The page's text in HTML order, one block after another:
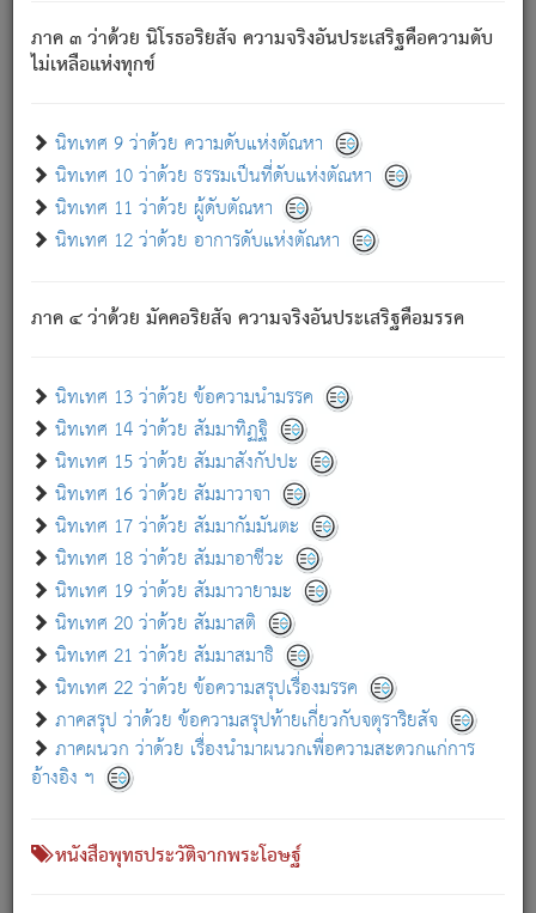
ภาค ๓ ว่าด้วย นิโรธอริยสัจ ความจริงอันประเสริฐคือความดับ
ไม่เหลือแห่งทุกข์
นิทเทศ 9 ว่าด้วย ความดับแห่งตัณหา
นิทเทศ 10 ว่าด้วย ธรรมเป็นที่ดับแห่งตัณหา
นิทเทศ 11 ว่าด้วย ผู้ดับตัณหา
นิทเทศ 12 ว่าด้วย อาการดับแห่งตัณหา
ภาค ๔ ว่าด้วย มัคคอริยสัจ ความจริงอันประเสริฐคือมรรค
นิทเทศ 13 ว่าด้วย ข้อความนำมรรค
นิทเทศ 14 ว่าด้วย สัมมาทิฏฐิ
นิทเทศ 15 ว่าด้วย สัมมาสังกัปปะ
นิทเทศ 16 ว่าด้วย สัมมาวาจา
นิทเทศ 17 ว่าด้วย สัมมากัมมันตะ
นิทเทศ 18 ว่าด้วย สัมมาอาชีวะ
นิทเทศ 19 ว่าด้วย สัมมาวายามะ
นิทเทศ 20 ว่าด้วย สัมมาสติ
นิทเทศ 21 ว่าด้วย สัมมาสมาธิ
นิทเทศ 22 ว่าด้วย ข้อความสรุปเรื่องมรรค
ภาคสรุป ว่าด้วย ข้อความสรุปท้ายเกี่ยวกับจตุราริยสัจ
ภาคผนวก ว่าด้วย เรื่องนำมาผนวกเพื่อความสะดวกแก่การ
อ้างอิง ฯ
หนังสือพุทธประวัติจากพระโอษฐ์
ภิกษุนั้น เป็นผู้ครอบงำมารได้แล้ว ชนะสงครามแล้ว ก้าวล่วง
ภพทั้งหลายทั้งปวงได้แล้ว เป็นผู้คงที่ (คือไม่เปลี่ยนแปลงอีกต่อ
- อุ.ขุ. ๒๕/๑๒๑/๘๔.
(ข้อความนี้ เป็นพระพุทธอุทานที่ทรงเปล่งออก ที่โคนต้นโพธิ์
เป็นที่ตรัสรู้ เมื่อตรัสรู้แล้วได้ 7 วัน)
เกี่ยวกับธรรมโฆษณ์ออนไลน์ (Disclaimer)
แม้ระบบ "ธรรมโฆษณ์ออนไลน์" พยายามปรับปรุงข้อมูลให้ถูกต้องมากที่สุด
ผู้ศึกษาก็พึงตรวจสอบกับตัวเล่มหนังสือต้นฉบับ ที่มีการพิมพ์ครั้งล่าสุด
ก่อนนำข้อมูลไปใช้ในการอ้างอิง"
เกี่ยวกับอัตถจารี|เกี่ยวกับการพัฒนา|แจ้งข้อผิดพลาด / แนะนำ
หนังสือที่เกี่ยวข้อง